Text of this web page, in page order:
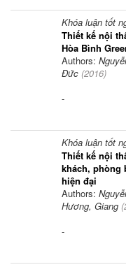
Khóa luận tốt
Thiết kế nội
Hòa Bình
Authors:
Đức (2016)
-
Khóa luận tốt
Thiết kế nội
khách, phòng
hiện đại
Authors:
Hương, Giang (
-